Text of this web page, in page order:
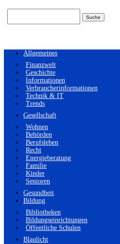
Allgemeines
Finanzwelt
Geschichte
Informationen
Verbraucherinformationen
Technik & IT
Trends
Gesellschaft
Wohnen
Behörden
Berufsleben
Recht
Energieberatung
Familie
Kinder
Senioren
Gesundheit
Bildung
Bibliotheken
Bildungseinrichtungen
Öffentliche Schulen
Blaulicht